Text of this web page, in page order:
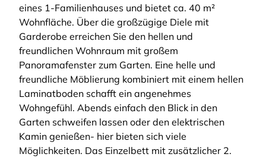
eines 1-Familienhauses und bietet ca. 40 m²
Wohnfläche. Über die großzügige Diele mit
Garderobe erreichen Sie den hellen und
freundlichen Wohnraum mit großem
Panoramafenster zum Garten. Eine helle und
freundliche Möblierung kombiniert mit einem hellen
Laminatboden schafft ein angenehmes
Wohngefühl. Abends einfach den Blick in den
Garten schweifen lassen oder den elektrischen
Kamin genießen- hier bieten sich viele
Möglichkeiten. Das Einzelbett mit zusätzlicher 2.